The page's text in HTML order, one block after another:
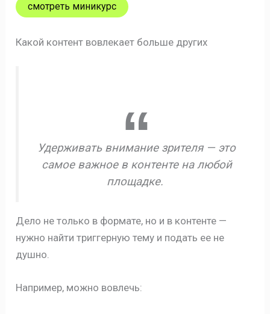
смотреть миникурс
Какой контент вовлекает больше других
Удерживать внимание зрителя — это
самое важное в контенте на любой
площадке.
Дело не только в формате, но и в контенте —
нужно найти триггерную тему и подать ее не
душно.
Например, можно вовлечь: